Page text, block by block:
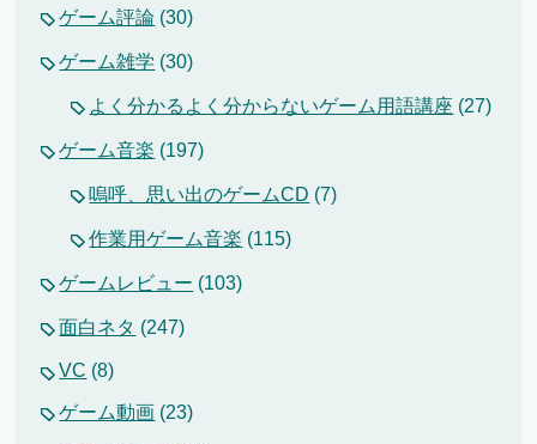
ゲーム評論 (30)
ゲーム雑学 (30)
よく分かるよく分からないゲーム用語講座 (27)
ゲーム音楽 (197)
嗚呼、思い出のゲームCD (7)
作業用ゲーム音楽 (115)
ゲームレビュー (103)
面白ネタ (247)
VC (8)
ゲーム動画 (23)